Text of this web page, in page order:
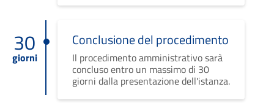
30
giorni
Conclusione del procedimento
Il procedimento amministrativo sarà
concluso entro un massimo di 30
giorni dalla presentazione dell'istanza.